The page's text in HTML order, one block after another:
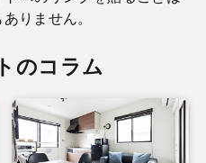
りません。
のコラム